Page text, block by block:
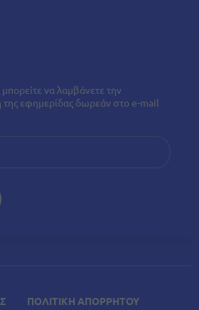
ΠΟΛΙΤΙΚΗ ΑΠΟΡΡΗΤΟΥ
να λαμβάνετε την
της εφημερίδας δωρεάν στο e-mail